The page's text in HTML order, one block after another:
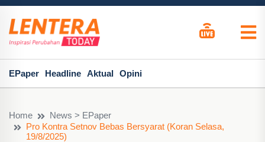
EPaper Headline Aktual Opini
Home
News > EPaper
Pro Kontra Setnov Bebas Bersyarat (Koran Selasa,
19/8/2025)